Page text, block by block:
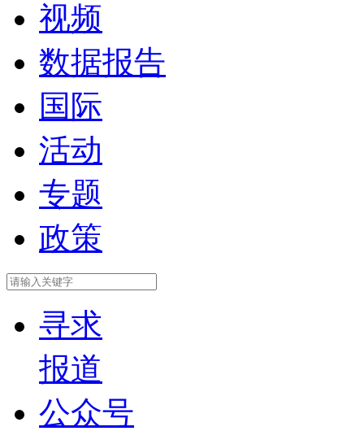
视频
数据报告
国际
活动
专题
政策
寻求
报道
公众号